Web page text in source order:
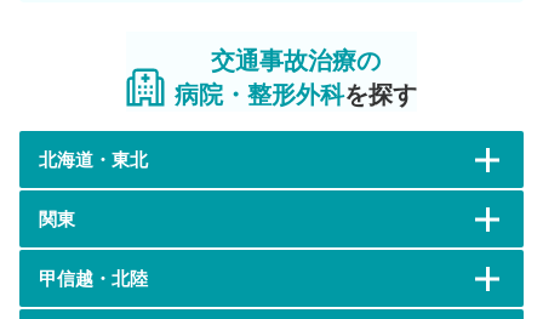
交通事故治療の
病院・整形外科を探す
北海道・東北
関東
甲信越・北陸